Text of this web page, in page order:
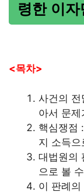
령한 이자
<목차>
사건의
아서 문제
핵심쟁점
지 소득
대법원의
으로 볼
이 판례